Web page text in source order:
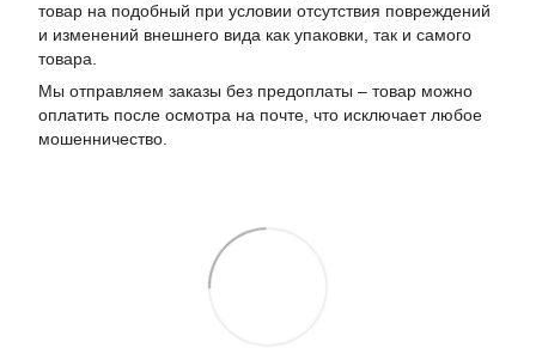
товар на подобный при условии отсутствия повреждений
и изменений внешнего вида как упаковки, так и самого
товара.
Мы отправляем заказы без предоплаты – товар можно
оплатить после осмотра на почте, что исключает любое
мошенничество.